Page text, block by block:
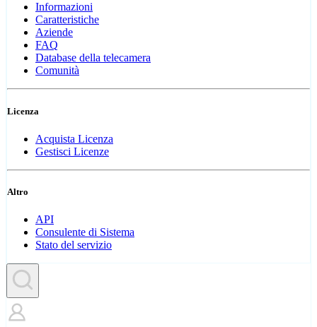
Informazioni
Caratteristiche
Aziende
FAQ
Database della telecamera
Comunità
Licenza
Acquista Licenza
Gestisci Licenze
Altro
API
Consulente di Sistema
Stato del servizio